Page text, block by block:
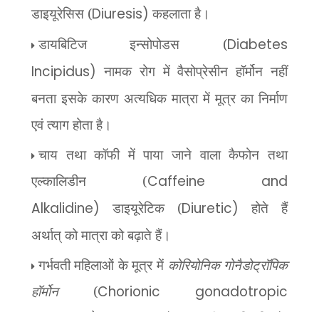
डाइयूरेसिस (Diuresis) कहलाता है।
डायबिटिज इन्सोपोडस (Diabetes
Incipidus) नामक रोग में वैसोप्रेसीन हॉर्मोन नहीं
बनता इसके कारण अत्यधिक मात्रा में मूत्र कानिर्माण
एवं त्याग होता है।
चाय तथा कॉफी में पाया जाने वाला कैफोन तथा
एल्कालिडीन (Caffeine and
Alkalidine) डाइयूरेटिक (Diuretic)होते हैं
अर्थात् को मात्रा को बढ़ाते हैं।
गर्भवती महिलाओं के मूत्र में कोरियोनिक गोनैडोट्रॉपिक
हॉर्मोन (Chorionic gonadotropic